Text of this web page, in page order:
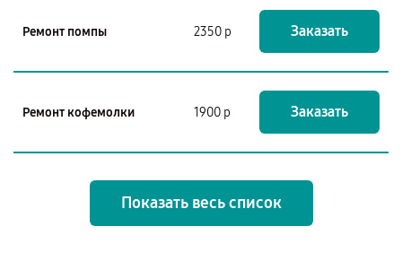
Ремонт помпы 2350 р Заказать
Ремонт кофемолки 1900 р Заказать
Показать весь список